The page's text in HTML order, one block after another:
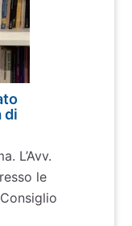
di
L’Avv.
le